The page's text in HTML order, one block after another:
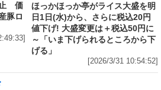
止 価
豚ロ
ほっかほっか亭がライス大盛を明
日1日(水)から、さらに税込20円
値下げ! 大盛変更は＋税込50円に
～「いま下げられるところから下
げる」
[2026/3/31 10:54:52]